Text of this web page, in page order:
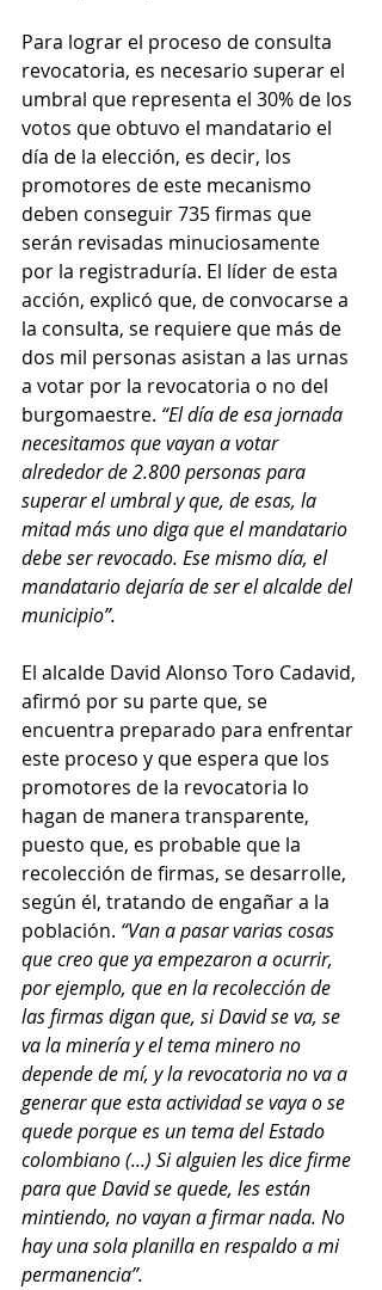
Para lograr el proceso de consulta
revocatoria, es necesario superar el
umbral que representa el 30% de los
votos que obtuvo el mandatario el
día de la elección, es decir, los
promotores de este mecanismo
deben conseguir 735 firmas que
serán revisadas minuciosamente
por la registraduría. El líder de esta
acción, explicó que, de convocarse a
la consulta, se requiere que más de
dos mil personas asistan a las urnas
a votar por la revocatoria o no del
burgomaestre. “El día de esa jornada
necesitamos que vayan a votar
alrededor de 2.800 personas para
superar el umbral y que, de esas, la
mitad más uno diga que el mandatario
debe ser revocado. Ese mismo día, el
mandatario dejaría de ser el alcalde del
municipio”.
El alcalde David Alonso Toro Cadavid,
afirmó por su parte que, se
encuentra preparado para enfrentar
este proceso y que espera que los
promotores de la revocatoria lo
hagan de manera transparente,
puesto que, es probable que la
recolección de firmas, se desarrolle,
según él, tratando de engañar a la
población. “Van a pasar varias cosas
que creo que ya empezaron a ocurrir,
por ejemplo, que en la recolección de
las firmas digan que, si David se va, se
va la minería y el tema minero no
depende de mí, y la revocatoria no va a
generar que esta actividad se vaya o se
quede porque es un tema del Estado
colombiano (...) Si alguien les dice firme
para que David se quede, les están
mintiendo, no vayan a firmar nada. No
hay una sola planilla en respaldo a mi
permanencia”.